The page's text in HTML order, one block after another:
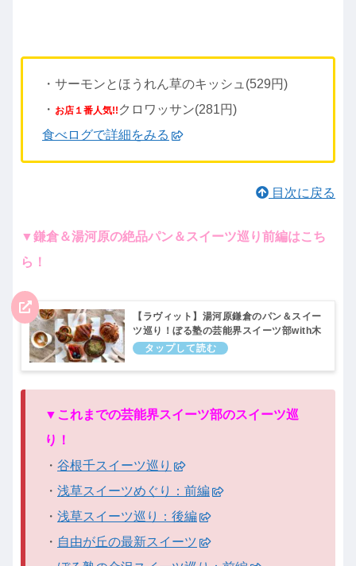
・サーモンとほうれん草のキッシュ(529円)
・ お店１番人気!! クロワッサン(281円)
食べログで詳細をみる
目次に戻る
▼鎌倉＆湯河原の絶品パン＆スイーツ巡り前編はこち
ら！
【ラヴィット】湯河原鎌倉のパン＆スイー
ツ巡り！ぼる塾の芸能界スイーツ部with木
南晴夏｜10月25日
▼これまでの芸能界スイーツ部のスイーツ巡
り！
・ 谷根千スイーツ巡り
・ 浅草スイーツめぐり：前編
・ 浅草スイーツ巡り：後編
・ 自由が丘の最新スイーツ